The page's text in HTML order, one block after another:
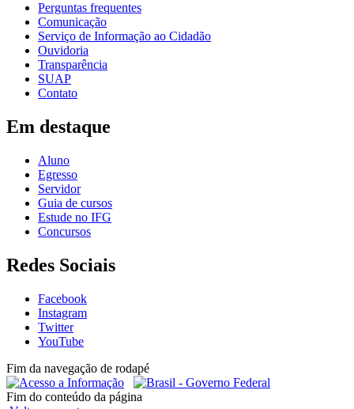
Perguntas frequentes
Comunicação
Serviço de Informação ao Cidadão
Ouvidoria
Transparência
SUAP
Contato
Em destaque
Aluno
Egresso
Servidor
Guia de cursos
Estude no IFG
Concursos
Redes Sociais
Facebook
Instagram
Twitter
YouTube
Fim da navegação de rodapé
Fim do conteúdo da página